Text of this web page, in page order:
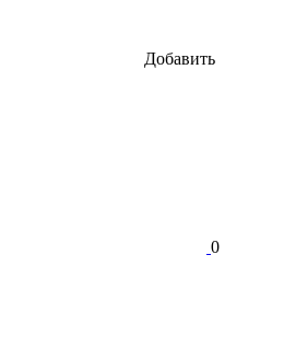
Добавить
0